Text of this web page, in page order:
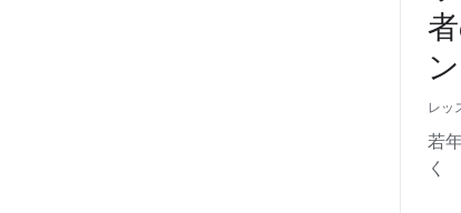
レッ
若
く